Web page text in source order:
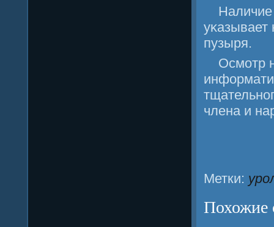
Наличие
уκазывает
пузыря.
Осмοтр
члена и
Метки:
Похожие